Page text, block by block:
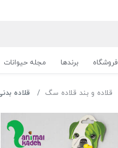
فروشگاه برندها مجله حیوانات
قلاده و بند قلاده سگ قلاده